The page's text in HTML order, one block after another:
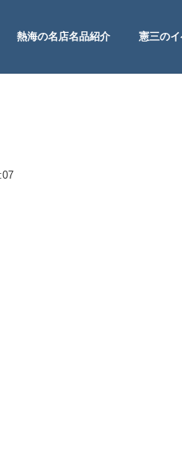
熱海の名店名品紹介 憲三の